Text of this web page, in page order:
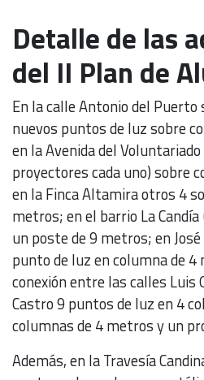
Detalle de las
del II Plan de
En la calle Antonio del
nuevos puntos de luz sobre
en la Avenida del
proyectores cada uno) sobre
en la Finca Altamira otros 4
metros; en el barrio La
un poste de 9 metros; en
punto de luz en columna de
conexión entre las calles Luis
Castro 9 puntos de luz en 4
columnas de 4 metros y un
Además, en la Travesía